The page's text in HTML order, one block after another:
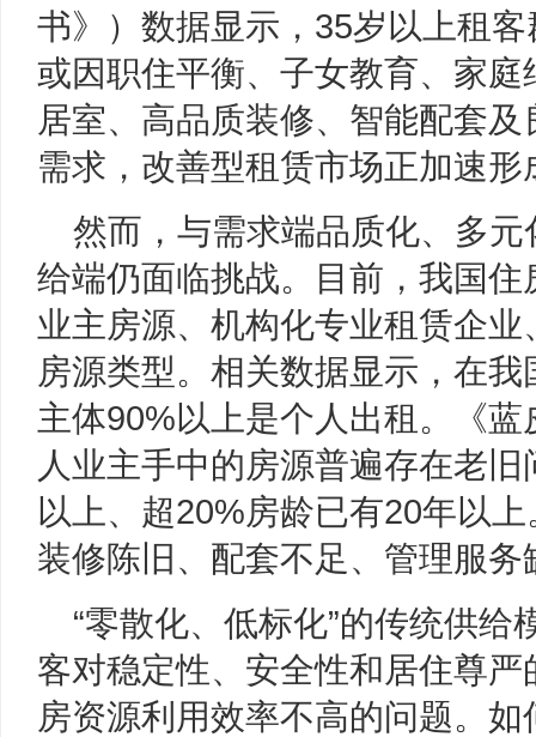
书》）数据显示，35岁以上租
或因职住平衡、子女教育、家
居室、高品质装修、智能配套
需求，改善型租赁市场正加速形
然而，与需求端品质化、多
给端仍面临挑战。目前，我国住
业主房源、机构化专业租赁企业
房源类型。相关数据显示，在
主体90%以上是个人出租。《
人业主手中的房源普遍存在老
以上、超20%房龄已有20年以
装修陈旧、配套不足、管理服务
“零散化、低标化”的传统供
客对稳定性、安全性和居住尊
房资源利用效率不高的问题。如